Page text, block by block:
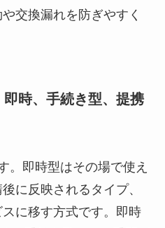
交換漏れを防ぎやすく
時、手続き型、提携
。即時型はその場で使え
に反映されるタイプ、
に移す方式です。即時